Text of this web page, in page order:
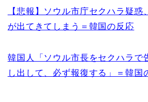
【悲報】ソウル市庁セクハラ疑惑
が出てきてしまう＝韓国の反応
韓国人「ソウル市長をセクハラで
し出して、必ず報復する」＝韓国